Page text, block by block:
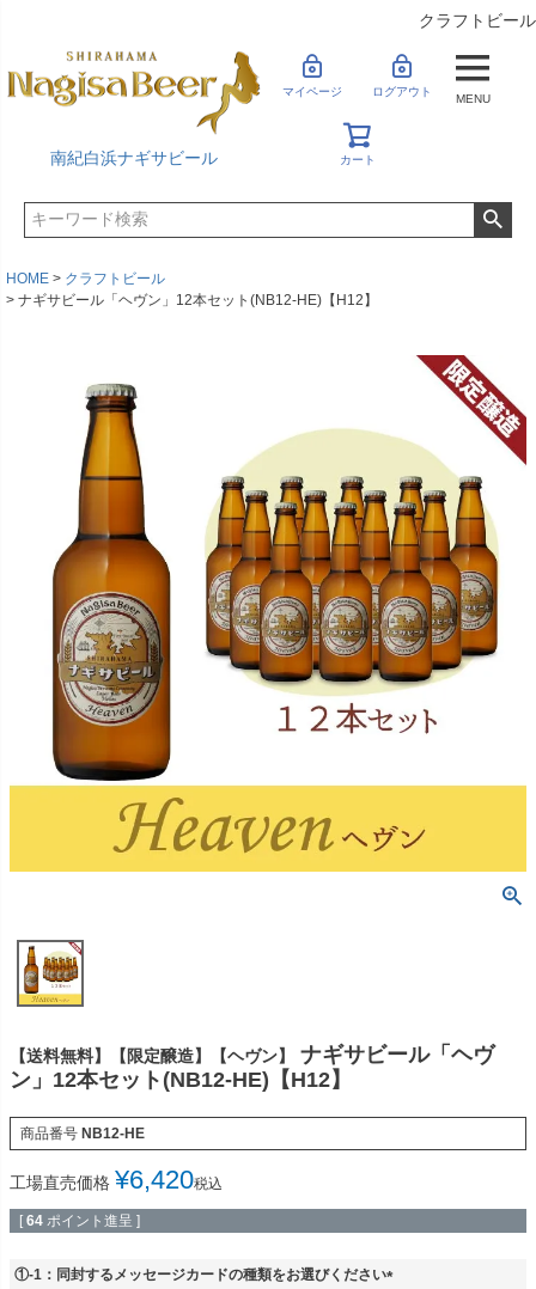
クラフトビール
南紀白浜ナギサビール
マイページ ログアウト
カート
MENU
HOME
クラフトビール
ナギサビール「ヘヴン」12本セット(NB12-HE)【H12】
【送料無料】【限定醸造】【ヘヴン】
ナギサビール「ヘヴ
ン」12本セット(NB12-HE)【H12】
商品番号 NB12-HE
工場直売価格 ¥6,420税込
[ 64 ポイント進呈 ]
①-1：同封するメッセージカードの種類をお選びください